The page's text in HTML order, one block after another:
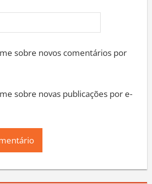
sobre novos comentários por
sobre novas publicações por e-